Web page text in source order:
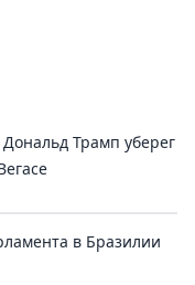
Трамп уберег
в Бразилии